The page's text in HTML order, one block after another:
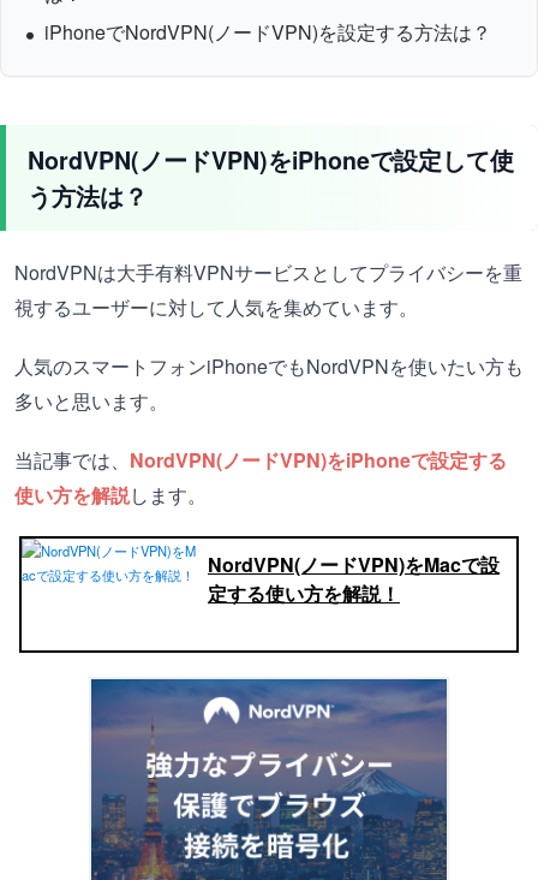
iPhoneでNordVPN(ノードVPN)を設定する方法は？
NordVPN(ノードVPN)をiPhoneで設定して使
う方法は？
NordVPNは大手有料VPNサービスとしてプライバシーを重
視するユーザーに対して人気を集めています。
人気のスマートフォンiPhoneでもNordVPNを使いたい方も
多いと思います。
当記事では、 NordVPN(ノードVPN)をiPhoneで設定する
使い方を解説します。
NordVPN(ノードVPN)をMacで設
定する使い方を解説！